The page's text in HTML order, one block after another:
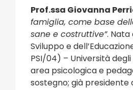
Prof.ssa Giovanna
famiglia, come base
sane e costruttive”. Nata
Sviluppo e
PSI/04) – Università
area psicologica e
sostegno; già presidente